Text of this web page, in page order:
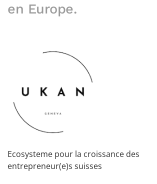
en Europe.
Ecosysteme pour la croissance des
entrepreneur(e)s suisses